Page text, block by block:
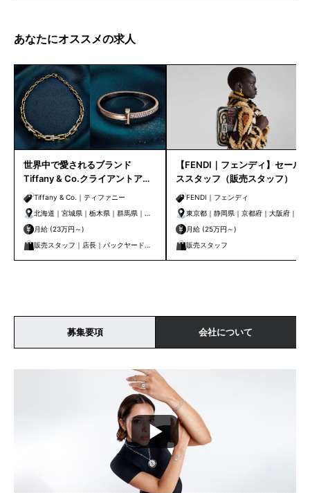
あなたにオススメの求人
世界中で愛されるブランド
Tiffany & Co.クライアントアド
バイザー｜クライアントケアセ
ンター
Tiffany & Co.｜ティファニー
北海道｜宮城県｜栃木県｜群馬県｜埼
玉県｜千葉県｜東京都｜神奈川県｜新
潟県｜石川県｜静岡県｜愛知県｜京都
府｜大阪府｜兵庫県｜岡山県｜広島県
月給 (23万円～)
販売スタッフ｜店長｜バックヤード｜
管理・事務
【FENDI｜フェンディ】セール
ススタッフ（販売スタッフ）
FENDI｜フェンディ
東京都｜静岡県｜京都府｜大阪府｜兵
庫県 月給 (25万円～)
販売スタッフ
募集要項 会社について